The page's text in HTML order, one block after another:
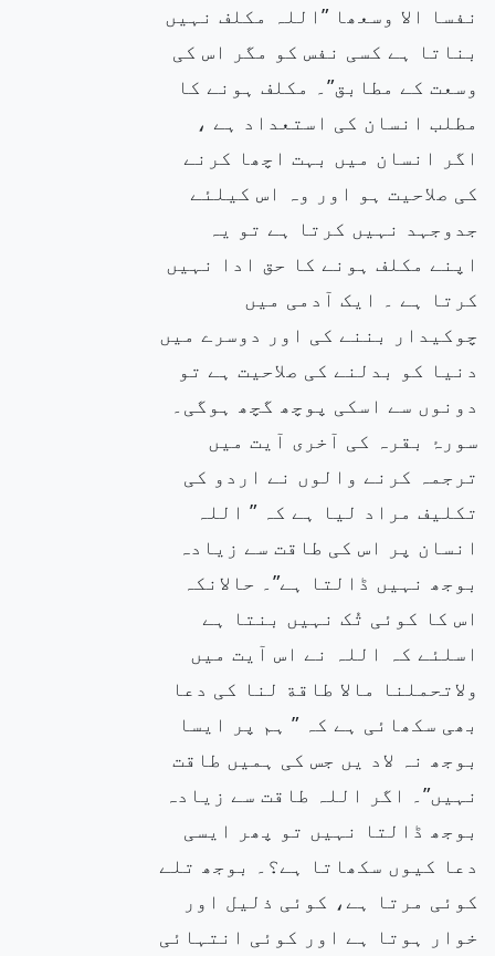
نفسا الا وسعھا ”اللہ مکلف نہیں
بناتا ہے کسی نفس کو مگر اس کی
وسعت کے مطابق”۔ مکلف ہونے کا
مطلب انسان کی استعداد ہے ،
اگر انسان میں بہت اچھا کرنے
کی صلاحیت ہو اور وہ اس کیلئے
جدوجہد نہیں کرتا ہے تو یہ
اپنے مکلف ہونے کا حق ادا نہیں
کرتا ہے ۔ ایک آدمی میں
چوکیدار بننے کی اور دوسرے میں
دنیا کو بدلنے کی صلاحیت ہے تو
دونوں سے اسکی پوچھ گچھ ہوگی۔
سورۂ بقرہ کی آخری آیت میں
ترجمہ کرنے والوں نے اردو کی
تکلیف مراد لیا ہے کہ ” اللہ
انسان پر اس کی طاقت سے زیادہ
بوجھ نہیں ڈالتا ہے”۔ حالانکہ
اس کا کوئی تُک نہیں بنتا ہے
اسلئے کہ اللہ نے اس آیت میں
ولاتحملنا مالا طاقة لنا کی دعا
بھی سکھائی ہے کہ ” ہم پر ایسا
بوجھ نہ لاد یں جس کی ہمیں طاقت
نہیں”۔ اگر اللہ طاقت سے زیادہ
بوجھ ڈالتا نہیں تو پھر ایسی
دعا کیوں سکھاتا ہے؟۔ بوجھ تلے
کوئی مرتا ہے، کوئی ذلیل اور
خوار ہوتا ہے اور کوئی انتہائی